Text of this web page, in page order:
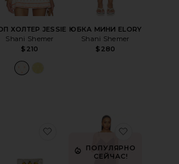
price:
price:
ХОЛТЕР JESSIE
Shani Shemer
$210
ЮБКА МИНИ ELORY
Shani Shemer
$280
ТОП RUECOTTON PARACHUTE
избранноеКОЛЬЦО WILDER
ПОПУЛЯРНО
СЕЙЧАС!